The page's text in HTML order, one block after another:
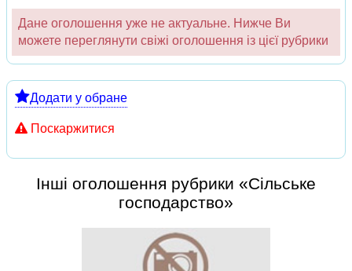
Дане оголошення уже не актуальне. Нижче Ви
можете переглянути свіжі оголошення із цієї рубрики
Додати у обране
Поскаржитися
Інші оголошення рубрики «Сільське
господарство»